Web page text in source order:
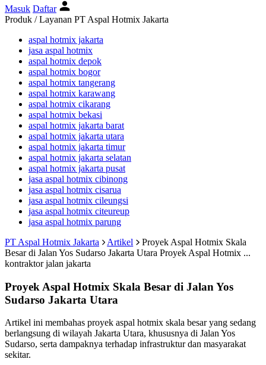
Masuk Daftar
Produk / Layanan PT Aspal Hotmix Jakarta
aspal hotmix jakarta
jasa aspal hotmix
aspal hotmix depok
aspal hotmix bogor
aspal hotmix tangerang
aspal hotmix karawang
aspal hotmix cikarang
aspal hotmix bekasi
aspal hotmix jakarta barat
aspal hotmix jakarta utara
aspal hotmix jakarta timur
aspal hotmix jakarta selatan
aspal hotmix jakarta pusat
jasa aspal hotmix cibinong
jasa aspal hotmix cisarua
jasa aspal hotmix cileungsi
jasa aspal hotmix citeureup
jasa aspal hotmix parung
PT Aspal Hotmix Jakarta
Artikel
Proyek Aspal Hotmix Skala
Besar di Jalan Yos Sudarso Jakarta Utara Proyek Aspal Hotmix ...
kontraktor jalan jakarta
Proyek Aspal Hotmix Skala Besar di Jalan Yos
Sudarso Jakarta Utara
Artikel ini membahas proyek aspal hotmix skala besar yang sedang
berlangsung di wilayah Jakarta Utara, khususnya di Jalan Yos
Sudarso, serta dampaknya terhadap infrastruktur dan masyarakat
sekitar.